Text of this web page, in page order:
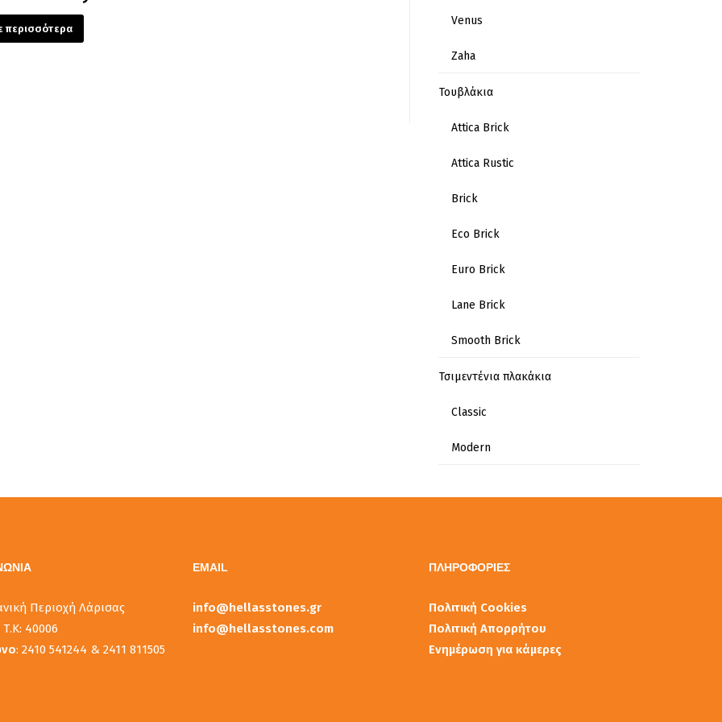
περισσότερα
Venus
Zaha
Τουβλάκια
Attica Brick
Attica Rustic
Brick
Eco Brick
Euro Brick
Lane Brick
Smooth Brick
Τσιμεντένια πλακάκια
Classic
Modern
Περιοχή Λάρισας
40006
: 2410 541244 & 2411 811505
EMAIL
info@hellasstones.gr
info@hellasstones.com
ΠΛΗΡΟΦΟΡΙΕΣ
Πολιτική Cookies
Πολιτική Απορρήτου
Ενημέρωση για κάμερες